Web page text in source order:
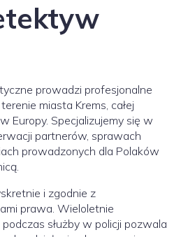
prowadzi profesjonalne
miasta Krems, całej
Europy. Specjalizujemy się w
partnerów, sprawach
prowadzonych dla Polaków
i zgodnie z
prawa. Wieloletnie
służby w policji pozwala